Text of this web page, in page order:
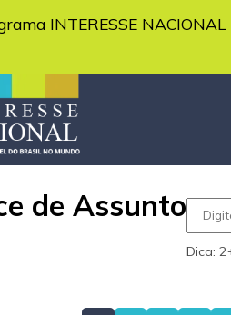
INTERESSE
de Assunto
Dica: